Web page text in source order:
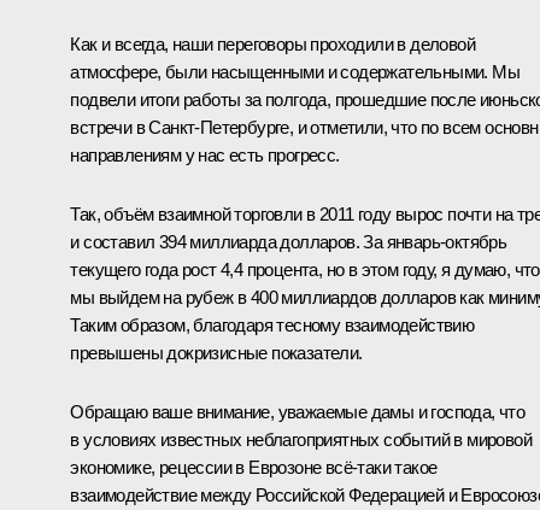
Как и всегда, наши переговоры проходили в деловой
атмосфере, были насыщенными и содержательными. Мы
подвели итоги работы за полгода, прошедшие после
встречи в Санкт-Петербурге, и отметили, что по всем
направлениям у нас есть прогресс.
Так, объём взаимной торговли в 2011 году вырос почти на
и составил 394 миллиарда долларов. За январь-октябрь
текущего года рост 4,4 процента, но в этом году, я думаю, что
мы выйдем на рубеж в 400 миллиардов долларов как
Таким образом, благодаря тесному взаимодействию
превышены докризисные показатели.
Обращаю ваше внимание, уважаемые дамы и господа, что
в условиях известных неблагоприятных событий в мировой
экономике, рецессии в Еврозоне всё‑таки такое
взаимодействие между Российской Федерацией и